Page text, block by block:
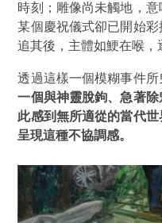
時刻；雕像尚未觸地，
某個慶祝儀式卻已開始
追其後，主體如鯁在喉，
透過這樣一個模糊事件
一個與神靈脫鉤、急著
此感到無所適從的當代
呈現這種不協調感。